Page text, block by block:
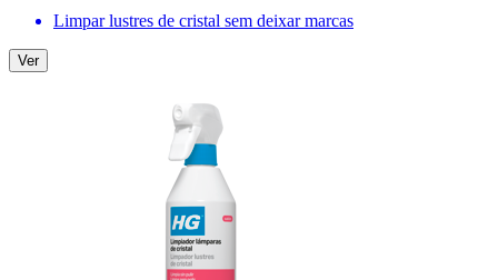
Limpar lustres de cristal sem deixar marcas
Ver